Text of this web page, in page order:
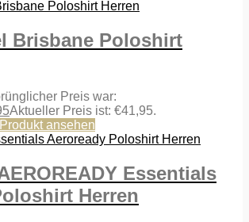
Brisbane Poloshirt
Preis war:
Aktueller Preis ist: €41,95.
Produkt ansehen
Essentials
Herren